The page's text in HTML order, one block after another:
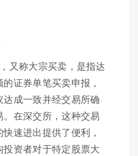
又称大宗买卖，是指达
证券单笔买卖申报，
成一致并经交易所确
在深交所，这种交易
速进出提供了便利，
资者对于特定股票大